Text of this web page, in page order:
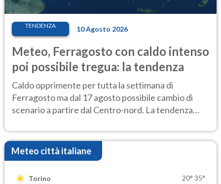
TENDENZA 10 Agosto 2026
Meteo, Ferragosto con caldo intenso
poi possibile tregua: la tendenza
Caldo opprimente per tutta la settimana di
Ferragosto ma dal 17 agosto possibile cambio di
scenario a partire dal Centro-nord. La tendenza
Meteo città italiane
Torino 20° 35°